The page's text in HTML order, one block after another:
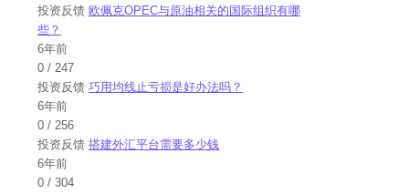
投资反馈 欧佩克OPEC与原油相关的国际组织有哪
些？
6年前
0 / 247
投资反馈 巧用均线止亏损是好办法吗？
6年前
0 / 256
投资反馈 搭建外汇平台需要多少钱
6年前
0 / 304